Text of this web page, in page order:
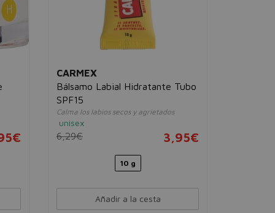
CARMEX
Bálsamo Labial Hidratante Tubo
SPF15
Calma los labios secos y agrietados
unisex
6,29€ 3,95€
10 g
Añadir a la cesta